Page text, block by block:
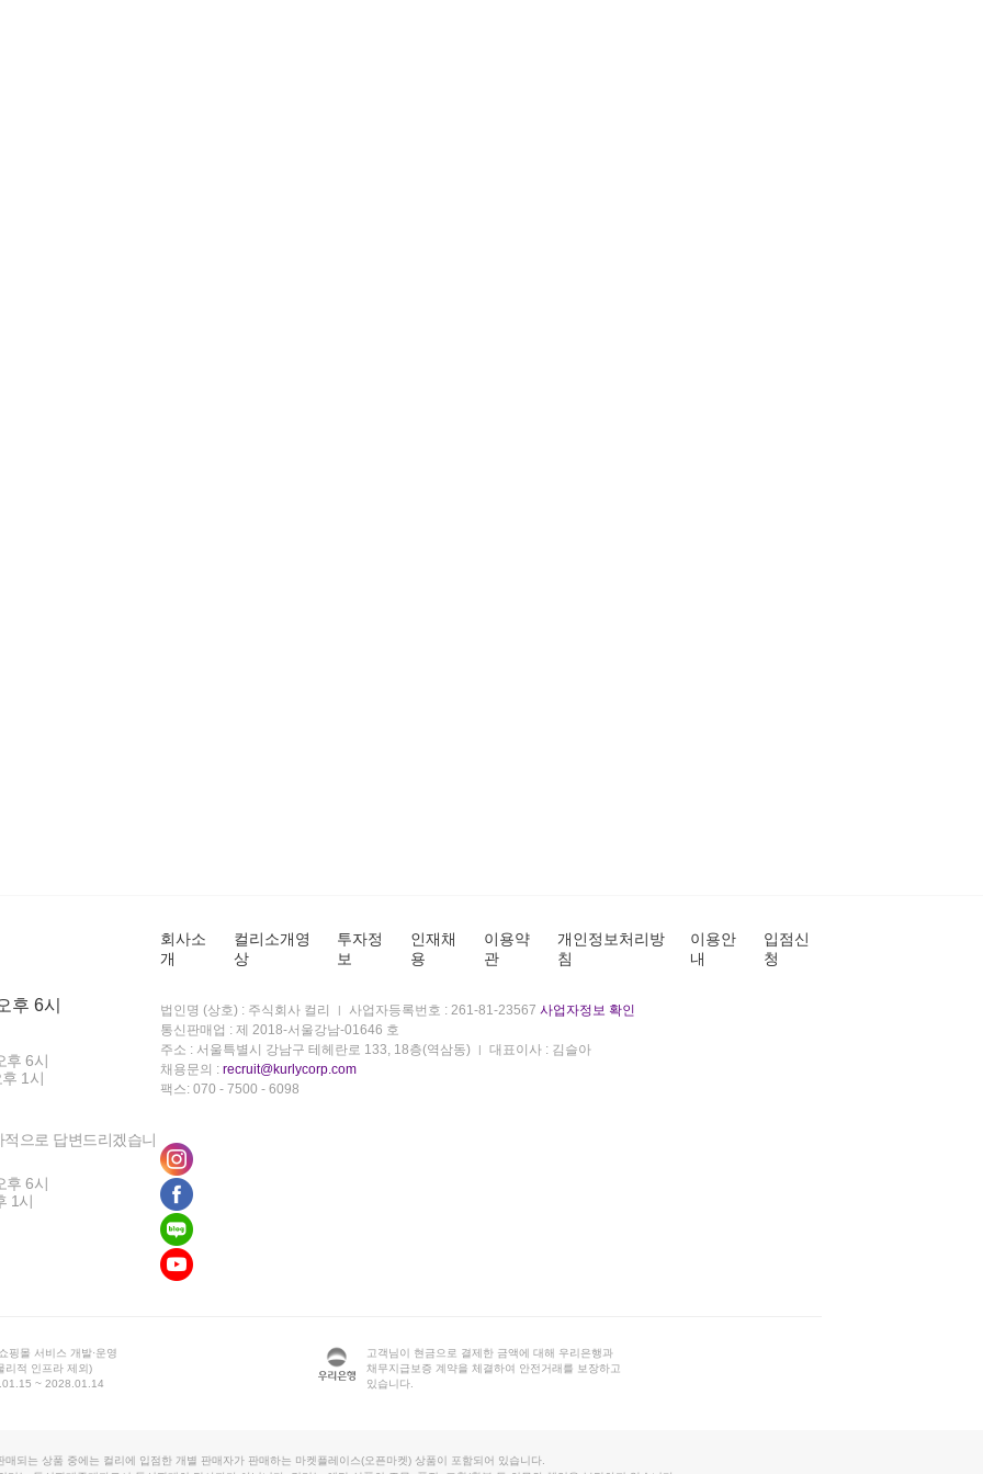
후 6시
후 6시
1시
으로 답변드리겠습니
후 6시
1시
회사소
개
컬리소개영
상
투자정
보
인재채
용
이용약
관
개인정보처리방
침
이용안
내
입점신
청
법인명 (상호) : 주식회사 컬리 사업자등록번호 : 261-81-23567 사업자정보 확인
통신판매업 : 제 2018-서울강남-01646 호
주소 : 서울특별시 강남구 테헤란로 133, 18층(역삼동)
대표이사 : 김슬아
채용문의 : recruit@kurlycorp.com
팩스: 070 - 7500 - 6098
핑몰 서비스 개발·운영
리적 인프라 제외)
~ 2028.01.14
고객님이 현금으로 결제한 금액에 대해 우리은행과
채무지급보증 계약을 체결하여 안전거래를 보장하고
있습니다.
매되는 상품 중에는 컬리에 입점한 개별 판매자가 판매하는 마켓플레이스(오픈마켓) 상품이 포함되어 있습니다.